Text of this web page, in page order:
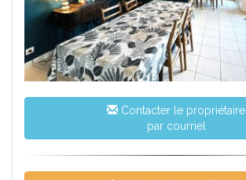
Contacter le propriétaire
par courriel